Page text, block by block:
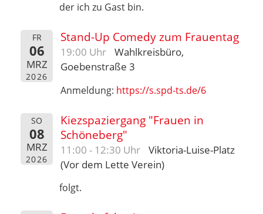
der ich zu Gast bin.
FR
06
MRZ
2026
Stand-Up Comedy zum Frauentag
19:00 Uhr
Wahlkreisbüro,
Goebenstraße 3
Anmeldung: https://s.spd-ts.de/6
SO
08
MRZ
2026
Kiezspaziergang "Frauen in
Schöneberg"
11:00 - 12:30 Uhr
Viktoria-Luise-Platz
(Vor dem Lette Verein)
folgt.